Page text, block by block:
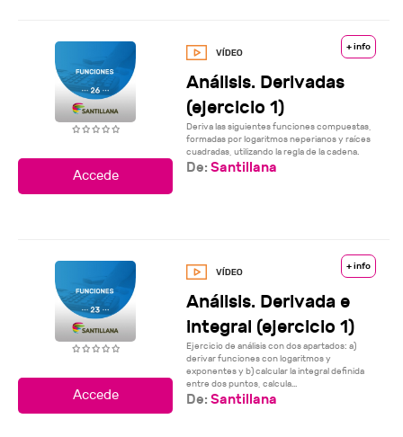
+ info
Análisis. Derivadas
(ejercicio 1)
Deriva las siguientes funciones compuestas,
formadas por logaritmos neperianos y raíces
cuadradas, utilizando la regla de la cadena.
De:Santillana
+ info
Análisis. Derivada e
integral (ejercicio 1)
Ejercicio de análisis con dos apartados: a)
derivar funciones con logaritmos y
exponentes y b) calcular la integral definida
entre dos puntos, calcula...
De:Santillana